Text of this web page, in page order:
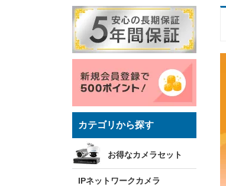
カテゴリから探す
お得なカメラセット
IPネットワークカメラ